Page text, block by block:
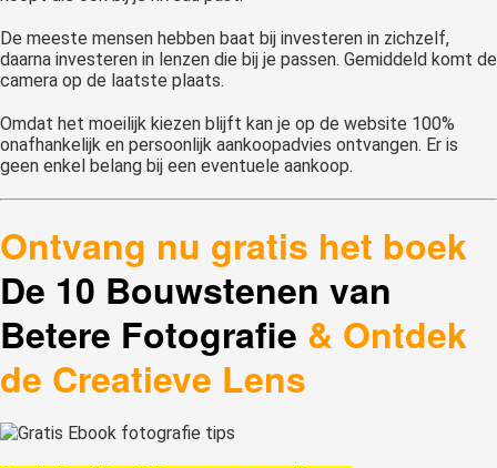
De meeste mensen hebben baat bij investeren in zichzelf,
daarna investeren in lenzen die bij je passen. Gemiddeld komt de
camera op de laatste plaats.
Omdat het moeilijk kiezen blijft kan je op de website 100%
onafhankelijk en persoonlijk aankoopadvies ontvangen. Er is
geen enkel belang bij een eventuele aankoop.
Ontvang nu gratis het boek
De 10 Bouwstenen van
Betere Fotografie & Ontdek
de Creatieve Lens